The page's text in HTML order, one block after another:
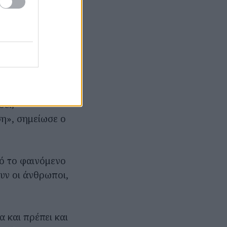
ο κ.
για τους
σημείωσε ο
το φαινόμενο
οι άνθρωποι,
πρέπει και